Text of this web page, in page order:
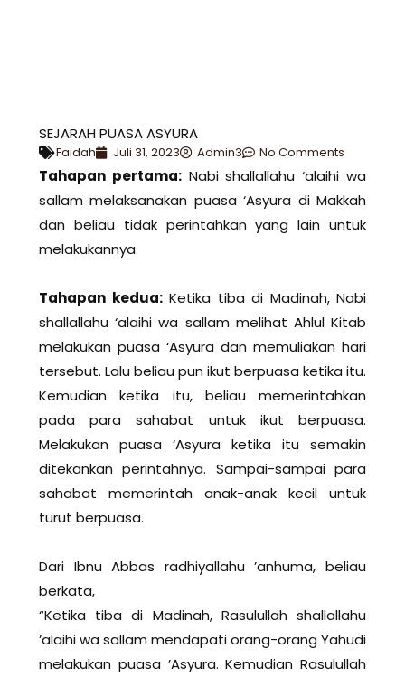
SEJARAH PUASA ASYURA
Faidah Juli 31, 2023 Admin3 No Comments
Tahapan pertama:Nabi shallallahu ‘alaihi wa
sallam melaksanakan puasa ‘Asyura di Makkah
dan beliau tidak perintahkan yang lain untuk
melakukannya.
Tahapan kedua:Ketika tiba di Madinah, Nabi
shallallahu ‘alaihi wa sallam melihat Ahlul Kitab
melakukan puasa ‘Asyura dan memuliakan hari
tersebut. Lalu beliau pun ikut berpuasa ketika itu.
Kemudian ketika itu, beliau memerintahkan
pada para sahabat untuk ikut berpuasa.
Melakukan puasa ‘Asyura ketika itu semakin
ditekankan perintahnya. Sampai-sampai para
sahabat memerintah anak-anak kecil untuk
turut berpuasa.
Dari Ibnu Abbas radhiyallahu ’anhuma, beliau
berkata,
“Ketika tiba di Madinah, Rasulullah shallallahu
’alaihi wa sallam mendapati orang-orang Yahudi
melakukan puasa ’Asyura. Kemudian Rasulullah